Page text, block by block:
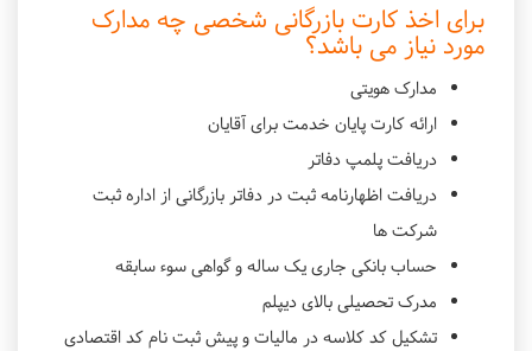
برای اخذ کارت بازرگانی شخصی چه مدارک
مورد نیاز می باشد؟
مدارک هویتی
ارائه کارت پایان خدمت برای آقایان
دريافت پلمپ دفاتر
دریافت اظهارنامه ثبت در دفاتر بازرگانی از اداره ثبت
شرکت ها
حساب بانکی جاری یک ساله و گواهی سوء سابقه
مدرک تحصیلی بالای دیپلم
تشکیل کد کلاسه در مالیات و پیش ثبت نام کد اقتصادی